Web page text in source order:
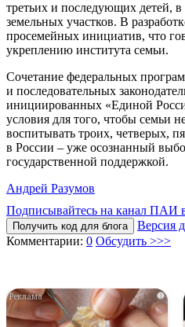
третьих и последующих детей,
земельных участков. В
просемейных инициатив, что
укреплению института семьи.
Сочетание федеральных
и последовательных
инициированных «Единой
условия для того, чтобы семьи
воспитывать троих, четверых,
в России – уже осознанный
государственной поддержкой.
Андрей Разумов
Подписывайтесь на канал ПАИ
Получить код для блога
Версия
Комментарии: 0 Обсудить >>>
i